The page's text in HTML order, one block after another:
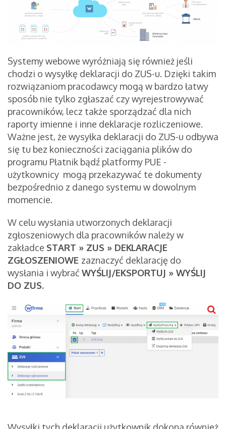
Systemy webowe wyróżniają się również jeśli
chodzi o wysyłkę deklaracji do ZUS-u. Dzięki takim
rozwiązaniom pracodawcy mogą w bardzo łatwy
sposób nie tylko zgłaszać czy wyrejestrowywać
pracowników, lecz także sporządzać dla nich
raporty imienne i inne deklaracje rozliczeniowe.
Ważne jest, że wysyłka deklaracji do ZUS-u odbywa
się tu bez konieczności zaciągania plików do
programu Płatnik bądź platformy PUE -
użytkownicy mogą przekazywać te dokumenty
bezpośrednio z danego systemu w dowolnym
momencie.
W celu wysłania utworzonych deklaracji
zgłoszeniowych dla pracowników należy w
zakładce START » ZUS » DEKLARACJE
ZGŁOSZENIOWE zaznaczyć deklarację do
wysłania i wybrać WYŚLIJ/EKSPORTUJ » WYŚLIJ
DO ZUS.